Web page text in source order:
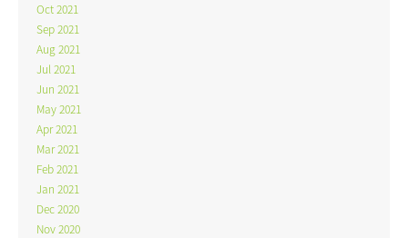
Oct 2021
Sep 2021
Aug 2021
Jul 2021
Jun 2021
May 2021
Apr 2021
Mar 2021
Feb 2021
Jan 2021
Dec 2020
Nov 2020